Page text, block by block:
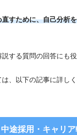
すために、自己分析
する質問の回答にも役
、以下の記事に詳し
中途採用・キャリ